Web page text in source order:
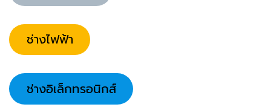
ช่างไฟฟ้า
ช่างอิเล็กทรอนิกส์